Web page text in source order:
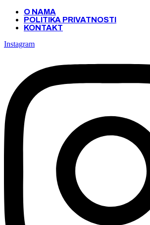
O NAMA
POLITIKA PRIVATNOSTI
KONTAKT
Instagram